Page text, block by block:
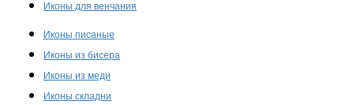
Иконы для венчания
Иконы писаные
Иконы из бисера
Иконы из меди
Иконы складни